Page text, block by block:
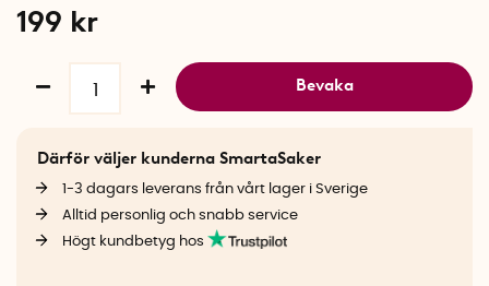
199 kr
Bevaka
Därför väljer kunderna SmartaSaker
1-3 dagars leverans från vårt lager i Sverige
Alltid personlig och snabb service
Högt kundbetyg hos